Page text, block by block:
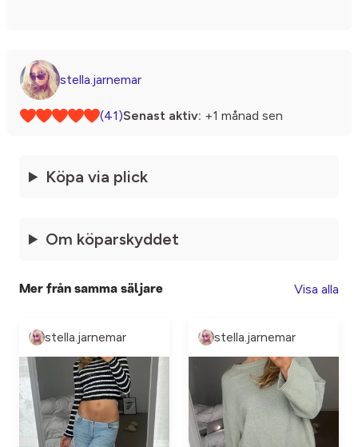
stella.jarnemar
(41)Senast aktiv: +1 månad sen
Köpa via plick
Om köparskyddet
Mer från samma säljare Visa alla
stella.jarnemar stella.jarnemar